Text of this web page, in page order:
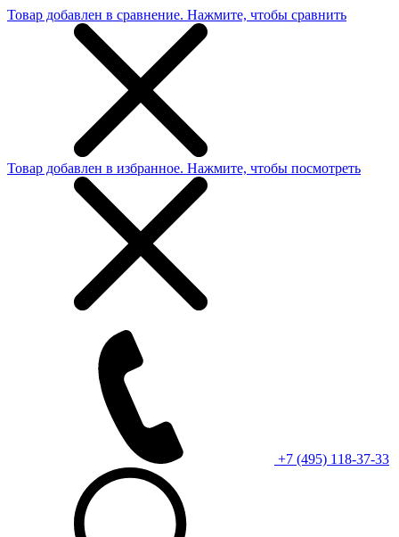
Товар добавлен в сравнение. Нажмите, чтобы сравнить
Товар добавлен в избранное. Нажмите, чтобы посмотреть
+7 (495) 118-37-33